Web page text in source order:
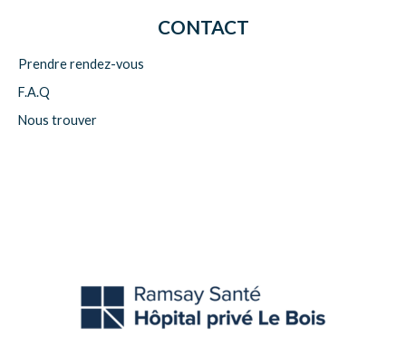
CONTACT
Prendre rendez-vous
F.A.Q
Nous trouver